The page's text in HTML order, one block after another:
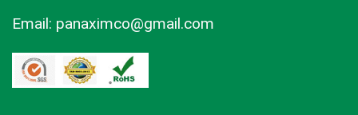
Email: panaximco@gmail.com